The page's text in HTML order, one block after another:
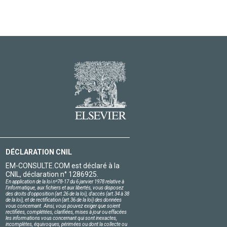
DÉCLARATION CNIL
EM-CONSULTE.COM est déclaré à la
CNIL, déclaration n° 1286925.
En application de la loi nº78-17 du 6 janvier 1978 relative à
l'informatique, aux fichiers et aux libertés, vous disposez
des droits d'opposition (art.26 de la loi), d'accès (art.34 à 38
de la loi), et de rectification (art.36 de la loi) des données
vous concernant. Ainsi, vous pouvez exiger que soient
rectifiées, complétées, clarifiées, mises à jour ou effacées
les informations vous concernant qui sont inexactes,
incomplètes, équivoques, périmées ou dont la collecte ou